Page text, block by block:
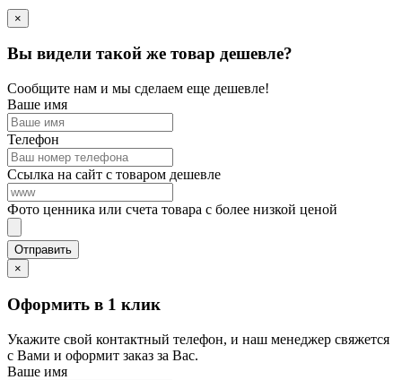
×
Вы видели такой же товар дешевле?
Сообщите нам и мы сделаем еще дешевле!
Ваше имя
Телефон
Ссылка на сайт с товаром дешевле
Фото ценника или счета товара с более низкой ценой
×
Оформить в 1 клик
Укажите свой контактный телефон, и наш менеджер свяжется
с Вами и оформит заказ за Вас.
Ваше имя